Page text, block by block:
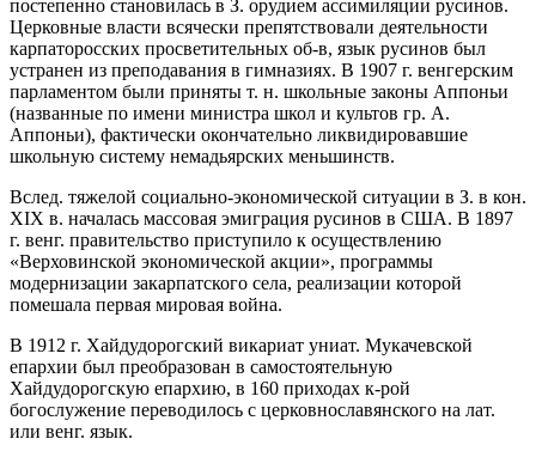
постепенно становилась в З. орудием ассимиляции русинов.
Церковные власти всячески препятствовали деятельности
карпаторосских просветительных об-в, язык русинов был
устранен из преподавания в гимназиях. В 1907 г. венгерским
парламентом были приняты т. н. школьные законы Аппоньи
(названные по имени министра школ и культов гр. А.
Аппоньи), фактически окончательно ликвидировавшие
школьную систему немадьярских меньшинств.
Вслед. тяжелой социально-экономической ситуации в З. в кон.
XIX в. началась массовая эмиграция русинов в США. В 1897
г. венг. правительство приступило к осуществлению
«Верховинской экономической акции», программы
модернизации закарпатского села, реализации которой
помешала первая мировая война.
В 1912 г. Хайдудорогский викариат униат. Мукачевской
епархии был преобразован в самостоятельную
Хайдудорогскую епархию, в 160 приходах к-рой
богослужение переводилось с церковнославянского на лат.
или венг. язык.